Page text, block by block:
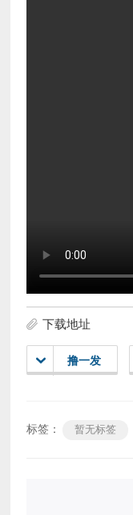
下载地址
撸一发
标签： 暂无标签